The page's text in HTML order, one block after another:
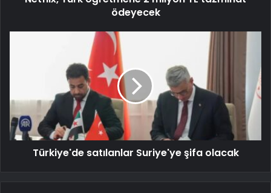
ödeyecek
Türkiye'de satılanlar Suriye'ye şifa olacak